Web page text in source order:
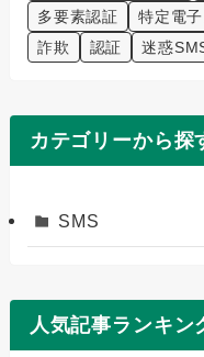
多要素認証
特定電
詐欺
認証 迷惑
カテゴリーから探
SMS
人気記事ランキン